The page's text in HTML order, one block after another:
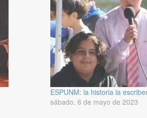
ESPUNM: la historia la
sábado, 6 de mayo de 2023